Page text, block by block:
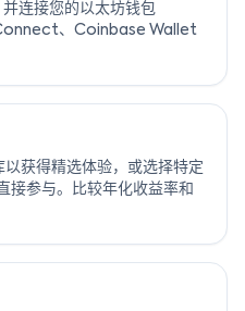
并连接您的以太坊钱包
、Coinbase Wallet
获得精选体验，或选择特定
接参与。比较年化收益率和